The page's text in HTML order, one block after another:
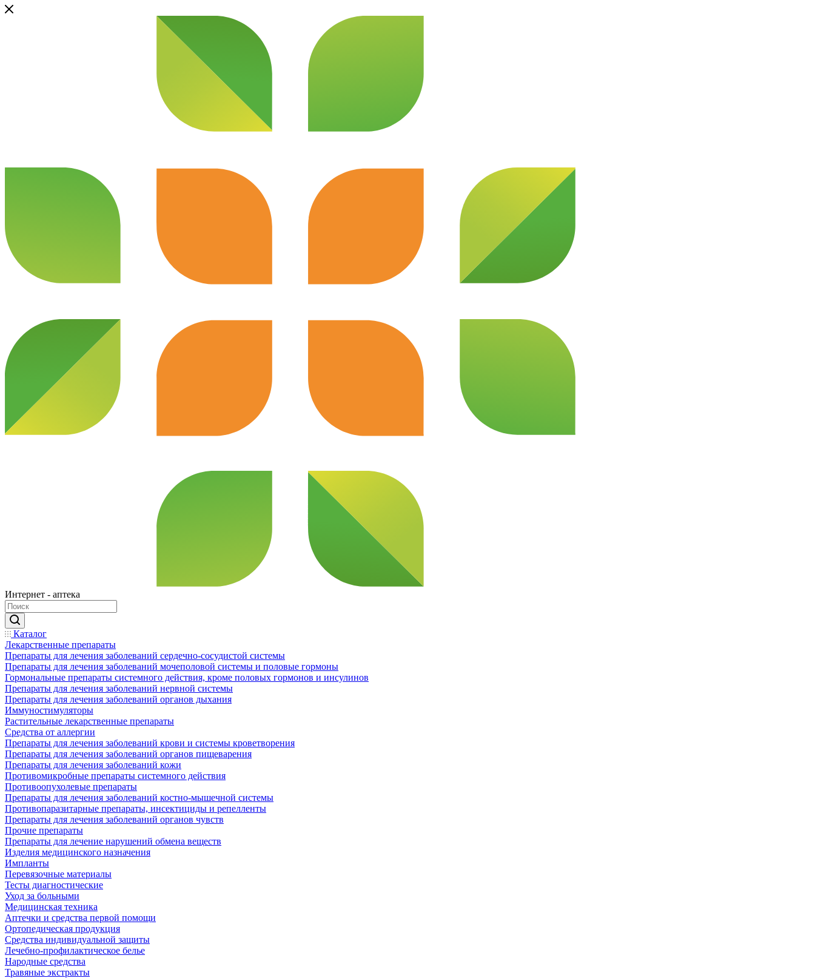
Интернет - аптека
Каталог
Лекарственные препараты
Препараты для лечения заболеваний сердечно-сосудистой системы
Препараты для лечения заболеваний мочеполовой системы и половые гормоны
Гормональные препараты системного действия, кроме половых гормонов и инсулинов
Препараты для лечения заболеваний нервной системы
Препараты для лечения заболеваний органов дыхания
Иммуностимуляторы
Растительные лекарственные препараты
Средства от аллергии
Препараты для лечения заболеваний крови и системы кроветворения
Препараты для лечения заболеваний органов пищеварения
Препараты для лечения заболеваний кожи
Противомикробные препараты системного действия
Противоопухолевые препараты
Препараты для лечения заболеваний костно-мышечной системы
Противопаразитарные препараты, инсектициды и репелленты
Препараты для лечения заболеваний органов чувств
Прочие препараты
Препараты для лечение нарушений обмена веществ
Изделия медицинского назначения
Импланты
Перевязочные материалы
Тесты диагностические
Уход за больными
Медицинская техника
Аптечки и средства первой помощи
Ортопедическая продукция
Средства индивидуальной защиты
Лечебно-профилактическое белье
Народные средства
Травяные экстракты